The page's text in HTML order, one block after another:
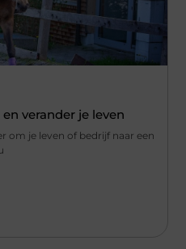
verander je leven
om je leven of bedrijf naar een